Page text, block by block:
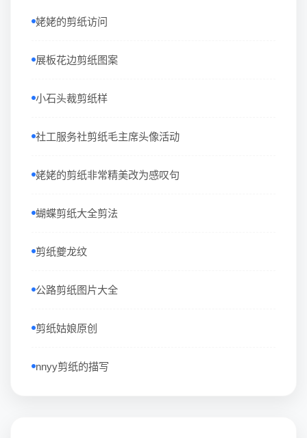
姥姥的剪纸访问
展板花边剪纸图案
小石头裁剪纸样
社工服务社剪纸毛主席头像活动
姥姥的剪纸非常精美改为感叹句
蝴蝶剪纸大全剪法
剪纸夔龙纹
公路剪纸图片大全
剪纸姑娘原创
nnyy剪纸的描写